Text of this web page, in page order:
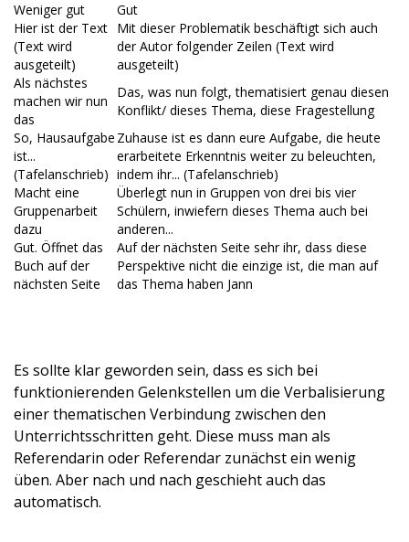
Weniger gut
Gut
Hier ist der Text
(Text wird
ausgeteilt)
Mit dieser Problematik beschäftigt sich auch
der Autor folgender Zeilen (Text wird
ausgeteilt)
Als nächstes
machen wir nun
das
Das, was nun folgt, thematisiert genau diesen
Konflikt/ dieses Thema, diese Fragestellung
So, Hausaufgabe
ist...
(Tafelanschrieb)
Zuhause ist es dann eure Aufgabe, die heute
erarbeitete Erkenntnis weiter zu beleuchten,
indem ihr... (Tafelanschrieb)
Macht eine
Gruppenarbeit
dazu
Überlegt nun in Gruppen von drei bis vier
Schülern, inwiefern dieses Thema auch bei
anderen...
Gut. Öffnet das
Buch auf der
nächsten Seite
Auf der nächsten Seite sehr ihr, dass diese
Perspektive nicht die einzige ist, die man auf
das Thema haben Jann
Es sollte klar geworden sein, dass es sich bei
funktionierenden Gelenkstellen um die Verbalisierung
einer thematischen Verbindung zwischen den
Unterrichtsschritten geht. Diese muss man als
Referendarin oder Referendar zunächst ein wenig
üben. Aber nach und nach geschieht auch das
automatisch.